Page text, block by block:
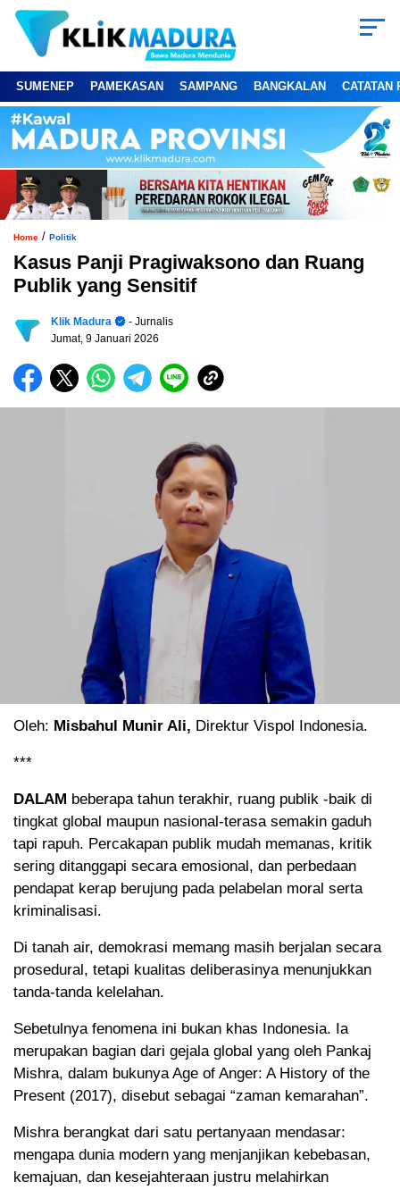
SUMENEP PAMEKASAN SAMPANG BANGKALAN CATATAN
Home / Politik
Kasus Panji Pragiwaksono dan Ruang
Publik yang Sensitif
Klik Madura
- Jurnalis
Jumat, 9 Januari 2026
Oleh: Misbahul Munir Ali, Direktur Vispol Indonesia.
***
DALAM beberapa tahun terakhir, ruang publik -baik di
tingkat global maupun nasional-terasa semakin gaduh
tapi rapuh. Percakapan publik mudah memanas, kritik
sering ditanggapi secara emosional, dan perbedaan
pendapat kerap berujung pada pelabelan moral serta
kriminalisasi.
Di tanah air, demokrasi memang masih berjalan secara
prosedural, tetapi kualitas deliberasinya menunjukkan
tanda-tanda kelelahan.
Sebetulnya fenomena ini bukan khas Indonesia. Ia
merupakan bagian dari gejala global yang oleh Pankaj
Mishra, dalam bukunya Age of Anger: A History of the
Present (2017), disebut sebagai “zaman kemarahan”.
Mishra berangkat dari satu pertanyaan mendasar:
mengapa dunia modern yang menjanjikan kebebasan,
kemajuan, dan kesejahteraan justru melahirkan